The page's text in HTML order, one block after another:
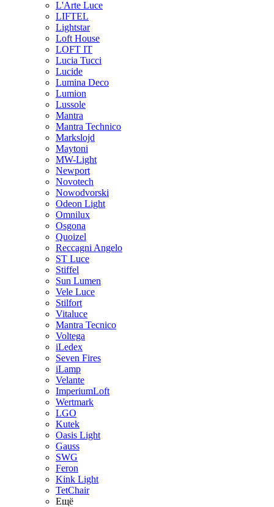
L'Arte Luce
LIFTEL
Lightstar
Loft House
LOFT IT
Lucia Tucci
Lucide
Lumina Deco
Lumion
Lussole
Mantra
Mantra Technico
Markslojd
Maytoni
MW-Light
Newport
Novotech
Nowodvorski
Odeon Light
Omnilux
Osgona
Quoizel
Reccagni Angelo
ST Luce
Stiffel
Sun Lumen
Vele Luce
Stilfort
Vitaluce
Mantra Tecnico
Voltega
iLedex
Seven Fires
iLamp
Velante
ImperiumLoft
Wertmark
LGO
Kutek
Oasis Light
Gauss
SWG
Feron
Kink Light
TetСhair
Ещё